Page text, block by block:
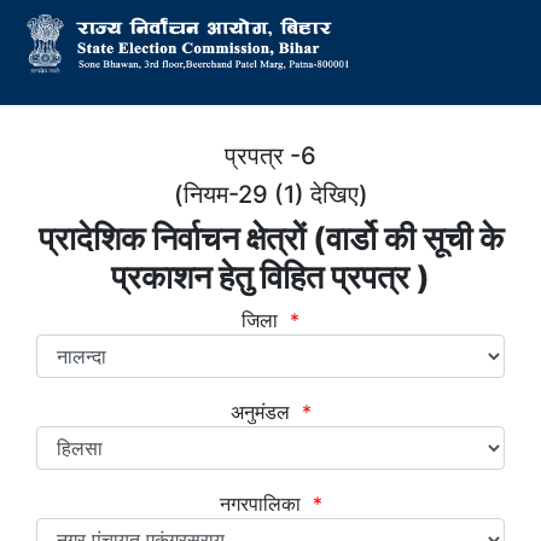
प्रपत्र -6
(नियम-29 (1) देखिए)
प्रादेशिक निर्वाचन क्षेत्रों (वार्डो की सूची के
प्रकाशन हेतु विहित प्रपत्र )
जिला *
अनुमंडल *
नगरपालिका *